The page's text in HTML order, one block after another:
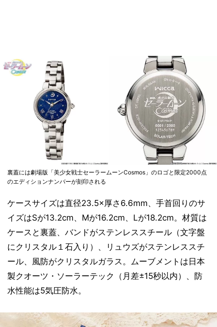
裏蓋には劇場版「美少女戦士セーラームーンCosmos」のロゴと限定2000点
のエディションナンバーが刻印される
ケースサイズは直径23.5×厚さ6.6mm、手首回りのサ
イズはSが13.2cm、Mが16.2cm、Lが18.2cm。材質は
ケースと裏蓋、バンドがステンレススチール（文字盤
にクリスタル１石入り）、リュウズがステンレススチ
ール、風防がクリスタルガラス。ムーブメントは日本
製クオーツ・ソーラーテック（月差±15秒以内）、防
水性能は5気圧防水。